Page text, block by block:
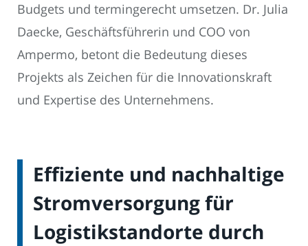
Budgets und termingerecht umsetzen. Dr. Julia
Daecke, Geschäftsführerin und COO von
Ampermo, betont die Bedeutung dieses
Projekts als Zeichen für die Innovationskraft
und Expertise des Unternehmens.
Effiziente und nachhaltige
Stromversorgung für
Logistikstandorte durch